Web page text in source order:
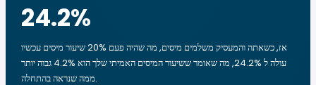
24.2%
אז, כשאתה והמעסיק משלמים מיסים, מה שהיה פעם 20% שיעור מיסים עכשיו
עולה ל 24.2%, מה שאומר ששיעור המיסים האמיתי שלך הוא 4.2% גבוה יותר
ממה שנראה בהתחלה.